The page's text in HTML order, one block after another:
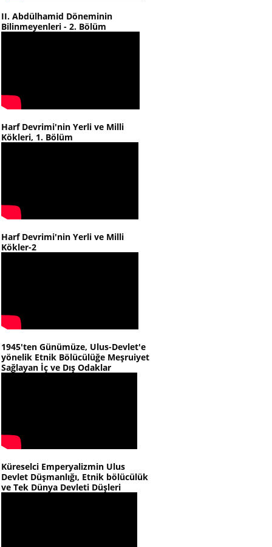
II. Abdülhamid Döneminin
Bilinmeyenleri - 2. Bölüm
Harf Devrimi'nin Yerli ve Milli
Kökleri, 1. Bölüm
Harf Devrimi'nin Yerli ve Milli
Kökler-2
1945'ten Günümüze, Ulus-Devlet'e
yönelik Etnik Bölücülüğe Meşruiyet
Sağlayan İç ve Dış Odaklar
Küreselci Emperyalizmin Ulus
Devlet Düşmanlığı, Etnik bölücülük
ve Tek Dünya Devleti Düşleri